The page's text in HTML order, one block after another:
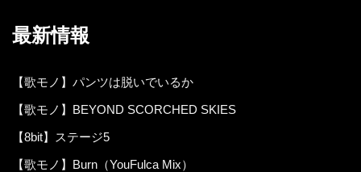
最新情報
【歌モノ】パンツは脱いでいるか
【歌モノ】BEYOND SCORCHED SKIES
【8bit】ステージ5
【歌モノ】Burn（YouFulca Mix）